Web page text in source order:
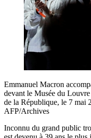
Emmanuel Macron
devant le Musée du
de la République, le 7 mai
AFP/Archives
Inconnu du grand public